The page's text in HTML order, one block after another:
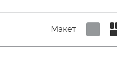
Макет